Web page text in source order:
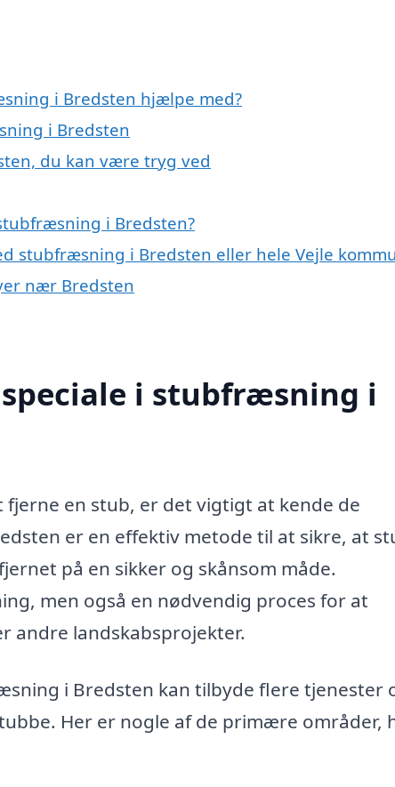
i Bredsten hjælpe med?
i Bredsten
du kan være tryg ved
i Bredsten?
stubfræsning i Bredsten eller hele Vejle
nær Bredsten
i stubfræsning i
en stub, er det vigtigt at kende de
er en effektiv metode til at sikre, at
på en sikker og skånsom måde.
men også en nødvendig proces for at
andre landskabsprojekter.
i Bredsten kan tilbyde flere tjenester
Her er nogle af de primære områder,